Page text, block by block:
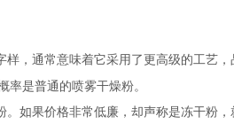
样，通常意味着它采用了更高级的工艺，
率是普通的喷雾干燥粉。
如果价格非常低廉，却声称是冻干粉，